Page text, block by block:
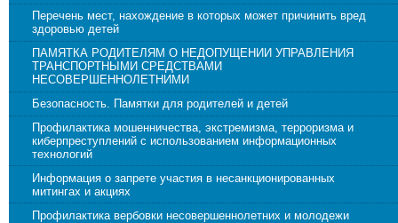
Перечень мест, нахождение в которых может причинить вред
здоровью детей
ПАМЯТКА РОДИТЕЛЯМ О НЕДОПУЩЕНИИ УПРАВЛЕНИЯ
ТРАНСПОРТНЫМИ СРЕДСТВАМИ
НЕСОВЕРШЕННОЛЕТНИМИ
Безопасность. Памятки для родителей и детей
Профилактика мошенничества, экстремизма, терроризма и
киберпреступлений с использованием информационных
технологий
Информация о запрете участия в несанкционированных
митингах и акциях
Профилактика вербовки несовершеннолетних и молодежи